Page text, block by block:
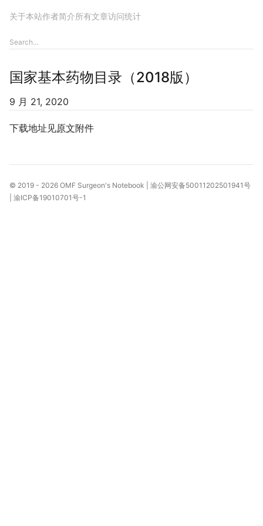
关于本站作者简介所有文章访问统计
国家基本药物目录（2018版）
9 月 21, 2020
下载地址见原文附件
© 2019 - 2026 OMF Surgeon's Notebook
渝公网安备50011202501941号
渝ICP备19010701号-1